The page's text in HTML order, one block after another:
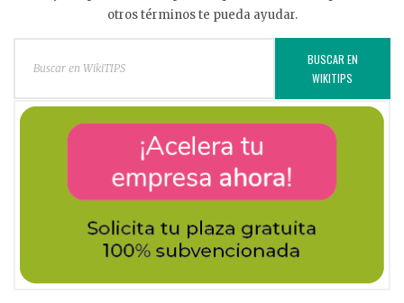
otros términos te pueda ayudar.
BUSCAR EN
WIKITIPS